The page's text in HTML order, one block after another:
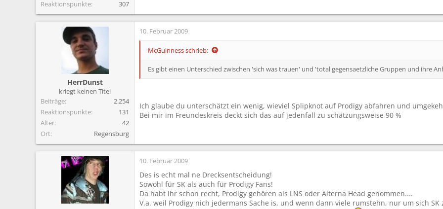
Reaktionspunkte
307
HerrDunst
kriegt keinen Titel
Beiträge
2.254
Reaktionspunkte
131
Alter
42
Ort
Regensburg
10. Februar 2009
McGuinness schrieb:
Es gibt einen Unterschied zwischen 'sich was trauen' und 'total gegensaetzliche Gruppen und ihre
Ich glaube du unterschätzt ein wenig, wieviel Splipknot auf Prodigy abfahren und
Bei mir im Freundeskreis deckt sich das auf jedenfall zu schätzungsweise 90 %
10. Februar 2009
Des is echt mal ne Drecksentscheidung!
Sowohl für SK als auch für Prodigy Fans!
Da habt ihr schon recht, Prodigy gehören als LNS oder Alterna Head genommen....
V.a. weil Prodigy nich jedermans Sache is, und wenn dann viele rumstehn, nur um sich